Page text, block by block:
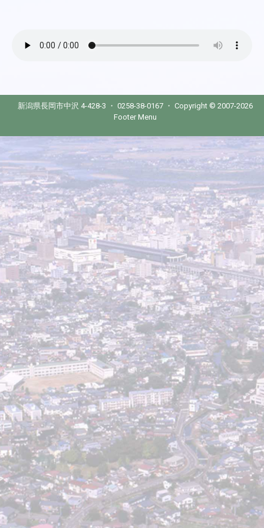
新潟県長岡市中沢 4-428-3 ・ 0258-38-0167 ・ Copyright © 2007-2026
Footer Menu